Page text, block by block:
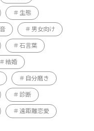
生態
男女向け
石言葉
結婚
自分磨き
診断
遠距離恋愛